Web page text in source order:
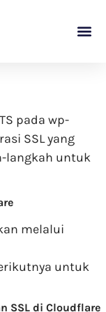
pada wp-
SSL yang
langkah untuk
melalui
untuk
SSL di Cloudflare